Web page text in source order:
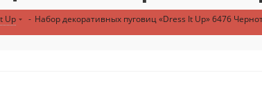
Up - Набор декоративных пуговиц «Dress It Up» 6476